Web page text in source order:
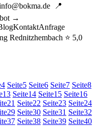
📍
→
Rednitzhembach ⭐ 5,0
4 Seite5 Seite6 Seite7 Seite8
13 Seite14 Seite15 Seite16
21 Seite22 Seite23 Seite24
29 Seite30 Seite31 Seite32
37 Seite38 Seite39 Seite40